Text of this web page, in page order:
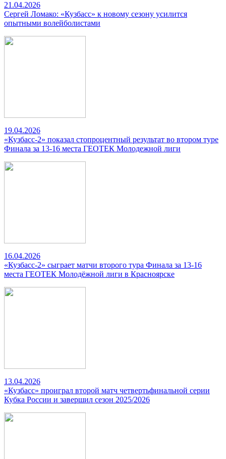
21.04.2026
Сергей Ломако: «Кузбасс» к новому сезону усилится
опытными волейболистами
19.04.2026
«Кузбасс-2» показал стопроцентный результат во втором туре
Финала за 13-16 места ГЕОТЕК Молодежной лиги
16.04.2026
«Кузбасс-2» сыграет матчи второго тура Финала за 13-16
места ГЕОТЕК Молодёжной лиги в Красноярске
13.04.2026
«Кузбасс» проиграл второй матч четвертьфинальной серии
Кубка России и завершил сезон 2025/2026